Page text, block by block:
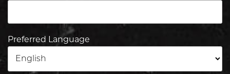
Preferred Language